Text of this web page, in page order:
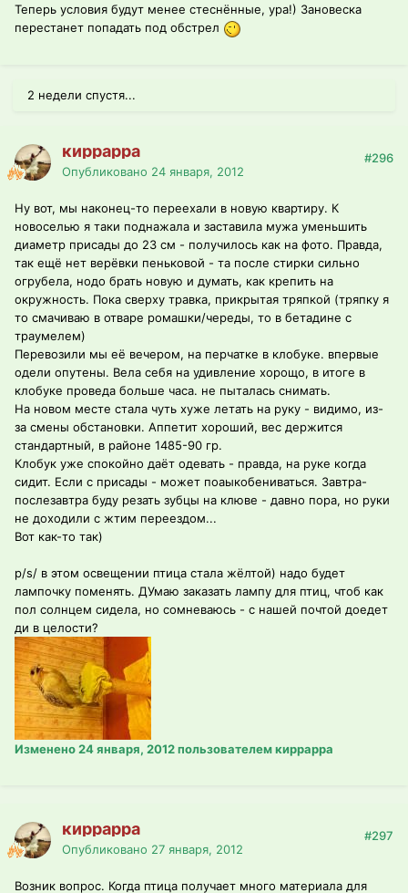
Теперь условия будут менее стеснённые, ура!) Зановеска
перестанет попадать под обстрел
2 недели спустя...
киррарра
Опубликовано 24 января, 2012
#296
Ну вот, мы наконец-то переехали в новую квартиру. К
новоселью я таки поднажала и заставила мужа уменьшить
диаметр присады до 23 см - получилось как на фото. Правда,
так ещё нет верёвки пеньковой - та после стирки сильно
огрубела, нодо брать новую и думать, как крепить на
окружность. Пока сверху травка, прикрытая тряпкой (тряпку я
то смачиваю в отваре ромашки/череды, то в бетадине с
траумелем)
Перевозили мы её вечером, на перчатке в клобуке. впервые
одели опутены. Вела себя на удивление хорощо, в итоге в
клобуке проведа больше часа. не пыталась снимать.
На новом месте стала чуть хуже летать на руку - видимо, из-
за смены обстановки. Аппетит хороший, вес держится
стандартный, в районе 1485-90 гр.
Клобук уже спокойно даёт одевать - правда, на руке когда
сидит. Если с присады - может поаыкобениваться. Завтра-
послезавтра буду резать зубцы на клюве - давно пора, но руки
не доходили с жтим переездом...
Вот как-то так)
p/s/ в этом освещении птица стала жёлтой) надо будет
лампочку поменять. ДУмаю заказать лампу для птиц, чтоб как
пол солнцем сидела, но сомневаюсь - с нашей почтой доедет
ди в целости?
Изменено24 января, 2012пользователем киррарра
киррарра
Опубликовано 27 января, 2012
#297
Возник вопрос. Когда птица получает много материала для